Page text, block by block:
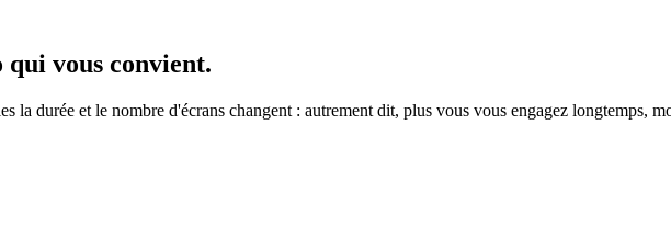
qui vous convient.
la durée et le nombre d'écrans changent : autrement dit, plus vous vous engagez longtemps,